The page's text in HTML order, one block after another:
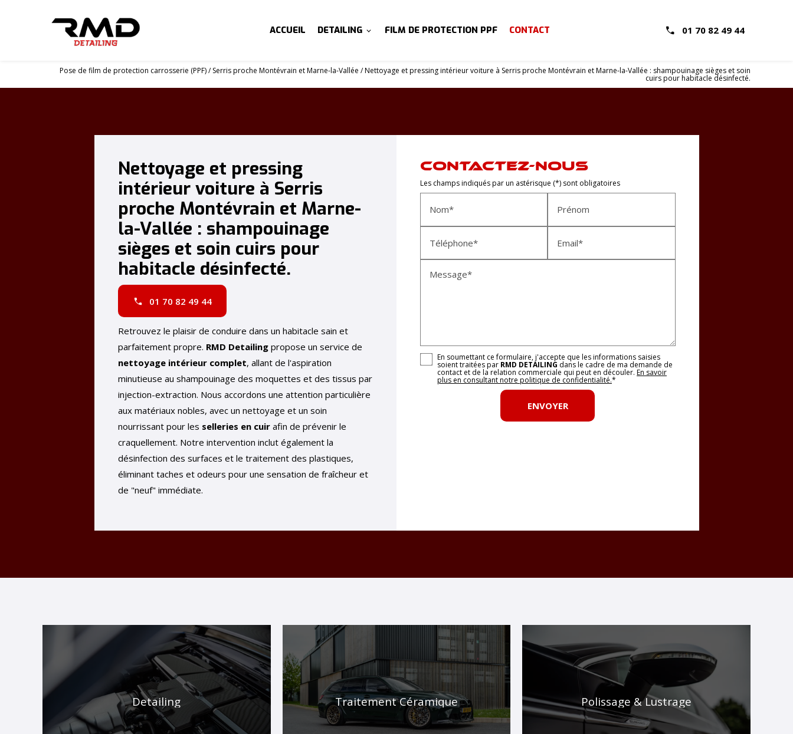
ACCUEIL DETAILING FILM DE PROTECTION PPF CONTACT 01 70 82 49 44
Pose de film de protection carrosserie (PPF) / Serris proche Montévrain et Marne-la-Vallée / Nettoyage et pressing intérieur voiture à Serris proche Montévrain et Marne-la-Vallée : shampouinage sièges et soin
cuirs pour habitacle désinfecté.
Nettoyage et pressing
intérieur voiture à Serris
proche Montévrain et Marne-
la-Vallée : shampouinage
sièges et soin cuirs pour
habitacle désinfecté.
01 70 82 49 44
Retrouvez le plaisir de conduire dans un habitacle sain et
parfaitement propre. RMD Detailingpropose un service de
nettoyage intérieur complet, allant de l'aspiration
minutieuse au shampouinage des moquettes et des tissus par
injection-extraction. Nous accordons une attention particulière
aux matériaux nobles, avec un nettoyage et un soin
nourrissant pour les selleries en cuirafin de prévenir le
craquellement. Notre intervention inclut également la
désinfection des surfaces et le traitement des plastiques,
éliminant taches et odeurs pour une sensation de fraîcheur et
de "neuf" immédiate.
CONTACTEZ-NOUS
Les champs indiqués par un astérisque (*) sont obligatoires
Nom* Prénom
Téléphone* Email*
Message*
En soumettant ce formulaire, j'accepte que les informations saisies
soient traitées par RMD DETAILING dans le cadre de ma demande de
contact et de la relation commerciale qui peut en découler. En savoir
plus en consultant notre politique de confidentialité.*
Detailing Traitement Céramique Polissage & Lustrage